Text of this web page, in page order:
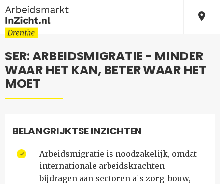
SER: ARBEIDSMIGRATIE - MINDER
WAAR HET KAN, BETER WAAR HET
MOET
BELANGRIJKTSE INZICHTEN
Arbeidsmigratie is noodzakelijk, omdat
internationale arbeidskrachten
bijdragen aan sectoren als zorg, bouw,